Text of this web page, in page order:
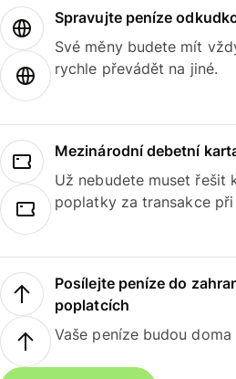
Spravujte peníze
Své měny budete mít
rychle převádět na jiné.
Mezinárodní debetní
Už nebudete muset řešit
poplatky za transakce
Posílejte peníze do
poplatcích
Vaše peníze budou